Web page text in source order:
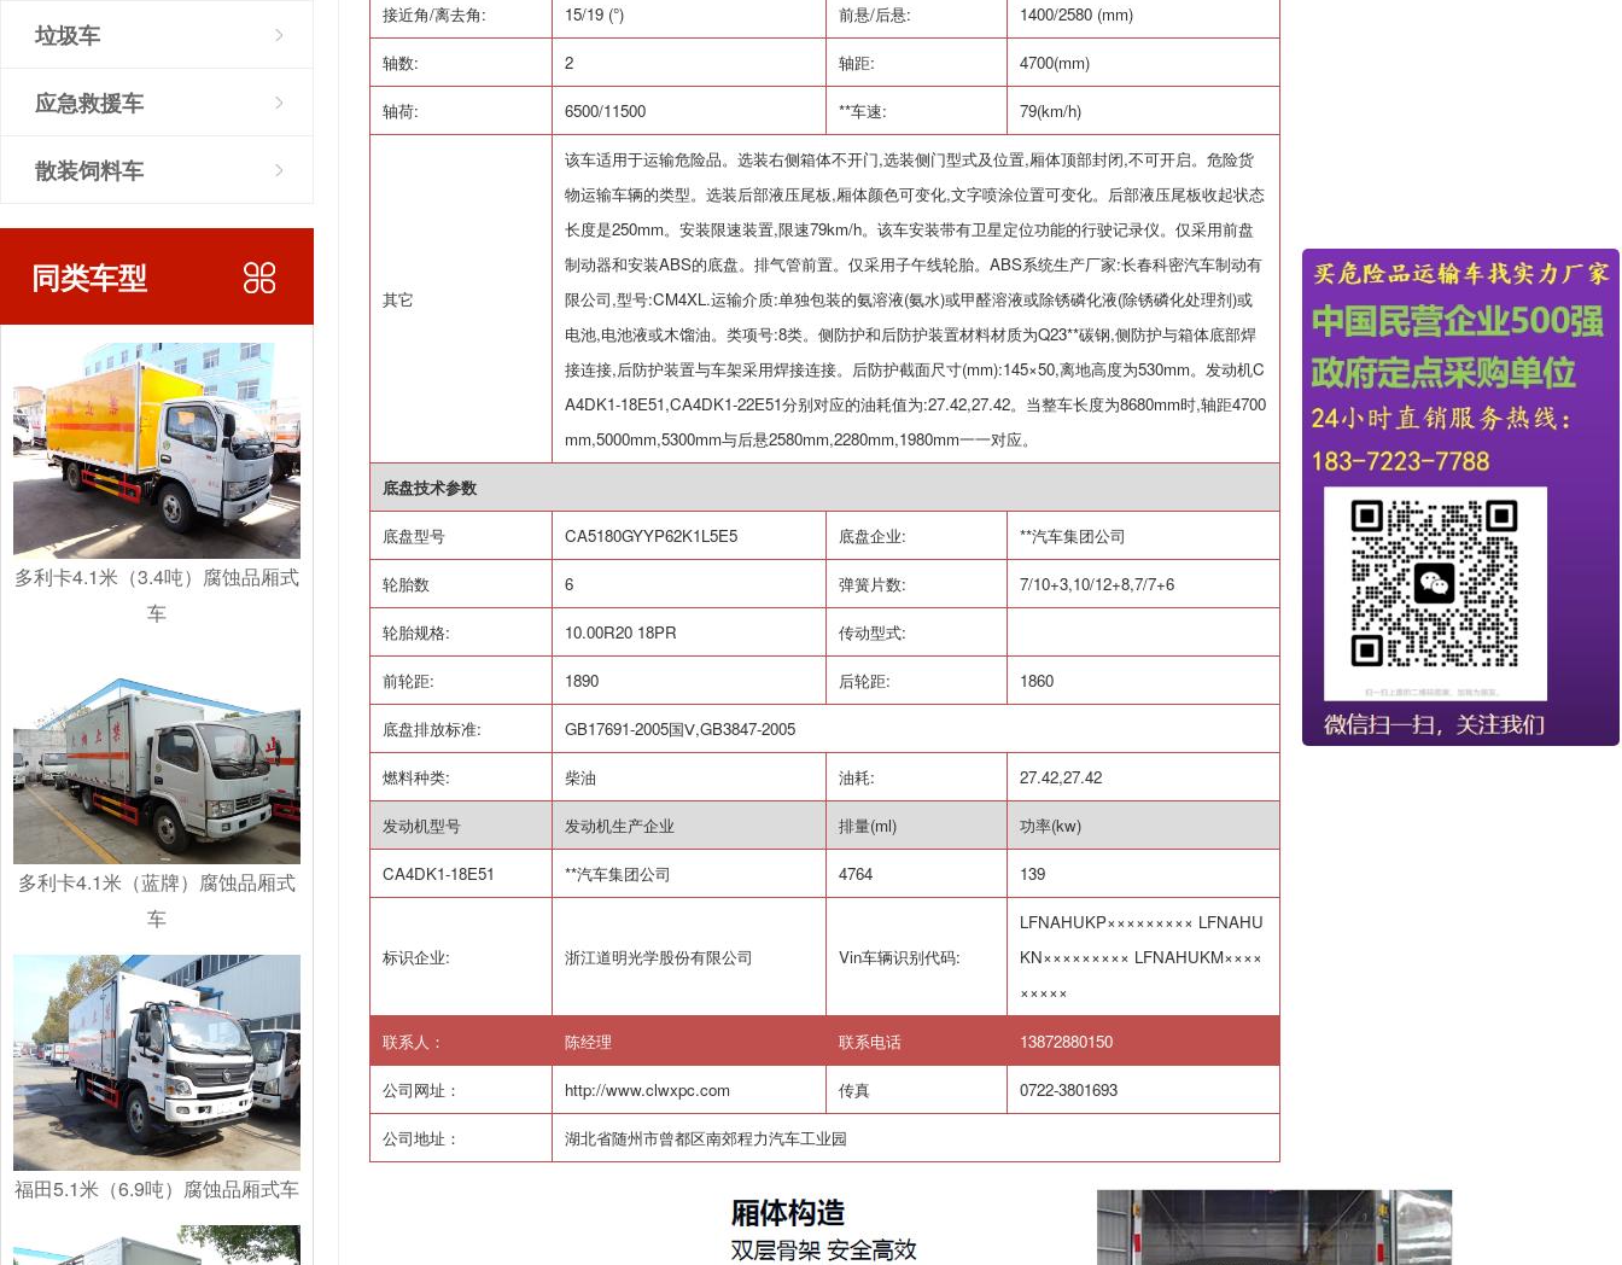
垃圾车
应急救援车
散装饲料车
同类车型
多利卡4.1米（3.4吨）腐蚀品厢式
车
多利卡4.1米（蓝牌）腐蚀品厢式
车
福田5.1米（6.9吨）腐蚀品厢式车
接近角/离去角: 15/19 (°) 前悬/后悬: 1400/2580 (mm)
轴数: 2 轴距: 4700(mm)
轴荷: 6500/11500 **车速: 79(km/h)
其它
该车适用于运输危险品。选装右侧箱体不开门,选装侧门型式及位置,厢体顶部封闭,不可开启。危险货
物运输车辆的类型。选装后部液压尾板,厢体颜色可变化,文字喷涂位置可变化。后部液压尾板收起状态
长度是250mm。安装限速装置,限速79km/h。该车安装带有卫星定位功能的行驶记录仪。仅采用前盘
制动器和安装ABS的底盘。排气管前置。仅采用子午线轮胎。 ABS系统生产厂家:长春科密汽车制动有
限公司,型号:CM4XL.运输介质:单独包装的氨溶液(氨水)或甲醛溶液或除锈磷化液(除锈磷化处理剂)或
电池,电池液或木馏油。类项号:8类。侧防护和后防护装置材料材质为Q23**碳钢,侧防护与箱体底部焊
接连接,后防护装置与车架采用焊接连接。后防护截面尺寸(mm):145×50,离地高度为530mm。发动机C
A4DK1-18E51,CA4DK1-22E51分别对应的油耗值为:27.42,27.42。当整车长度为8680mm时,轴距4700
mm,5000mm,5300mm与后悬2580mm,2280mm,1980mm一一对应。
底盘技术参数
底盘型号 CA5180GYYP62K1L5E5 底盘企业: **汽车集团公司
轮胎数 6 弹簧片数: 7/10+3,10/12+8,7/7+6
轮胎规格: 10.00R20 18PR 传动型式:
前轮距: 1890 后轮距: 1860
底盘排放标准: GB17691-2005国Ⅴ,GB3847-2005
燃料种类: 柴油 油耗: 27.42,27.42
发动机型号 发动机生产企业 排量(ml) 功率(kw)
CA4DK1-18E51 **汽车集团公司 4764 139
标识企业: 浙江道明光学股份有限公司 Vin车辆识别代码:
LFNAHUKP××××××××× LFNAHU
KN××××××××× LFNAHUKM××××
×××××
联系人： 陈经理 联系电话 13872880150
公司网址： http://www.clwxpc.com 传真 0722-3801693
公司地址： 湖北省随州市曾都区南郊程力汽车工业园